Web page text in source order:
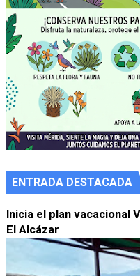
ENTRADA DESTACADA
Inicia el plan vacacional
El Alcázar